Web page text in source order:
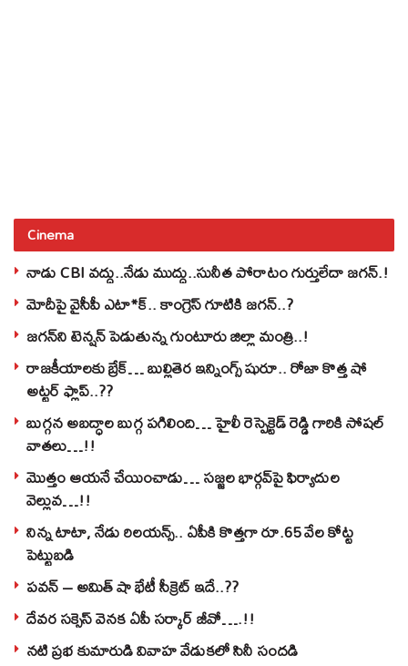
Cinema
నాడు CBI వద్దు..నేడు ముద్దు..సునీత పోరాటం గుర్తులేదా జగన్.!
మోదీపై వైసీపీ ఎటా*క్.. కాంగ్రెస్ గూటికి జగన్..?
జగన్‌ని టెన్షన్‌ పెడుతున్న గుంటూరు జిల్లా మంత్రి..!
రాజకీయాలకు బ్రేక్… బుల్లితెర ఇన్నింగ్స్ షురూ.. రోజా కొత్త షో
అట్టర్ ఫ్లాప్..??
బుగ్గన అబద్ధాల బుగ్గ పగిలింది… హైలీ రెస్పెక్టెడ్‌ రెడ్డి గారికి సోషల్‌
వాతలు…!!
మొత్తం ఆయనే చేయించాడు… సజ్జల భార్గవ్‌పై ఫిర్యాదుల
వెల్లువ…!!
నిన్న టాటా, నేడు రిలయన్స్.. ఏపీకి కొత్తగా రూ.65 వేల కోట్ట
పెట్టుబడి
పవన్‌ – అమిత్‌ షా భేటీ సీక్రెట్‌ ఇదే..??
దేవర సక్సెస్‌ వెనక ఏపీ సర్కార్‌ జీవో….!!
నటి ప్రభ కుమారుడి వివాహ వేడుకలో సినీ సందడి